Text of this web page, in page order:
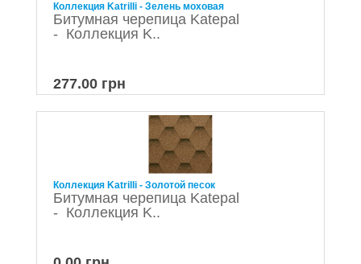
Коллекция Katrilli - Зелень моховая
Битумная черепица Katepal
- Коллекция K..
277.00 грн
Коллекция Katrilli - Золотой песок
Битумная черепица Katepal
- Коллекция K..